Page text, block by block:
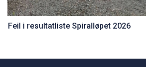
Feil i resultatliste Spiralløpet 2026